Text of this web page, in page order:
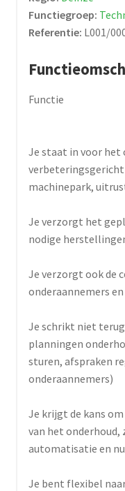
Functiegroep:
Referentie: L001/
Functie
Je staat in voor
verbeteringsgericht
machinepark,
Je verzorgt het
nodige
Je verzorgt ook de
onderaannemers
Je schrikt niet
planningen
sturen, afspraken
onderaannemers)
Je krijgt de kans
van het onderhoud,
automatisatie en
Je bent flexibel